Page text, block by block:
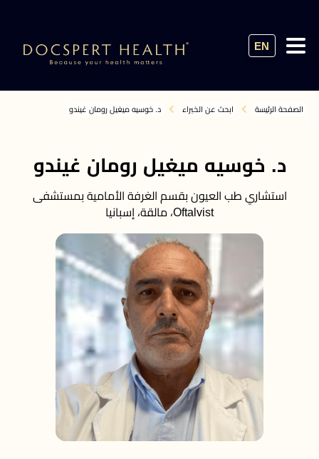
EN
الصفحة الرئيسة ابحث عن الخبراء د. خوسيه ميغيل رومان غيندو
د. خوسيه ميغيل رومان غيندو
استشاري طب العيون بقسم الغرفة الأمامية بمستشفى
Oftalvist، مالقة، إسبانيا